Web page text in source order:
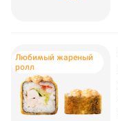
Любимый жареный
ролл